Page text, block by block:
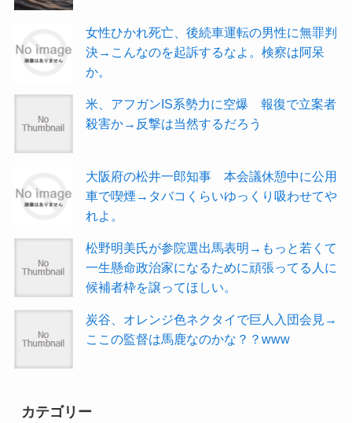
女性ひかれ死亡、後続車運転の男性に無罪判
決→こんなのを起訴するなよ。検察は阿呆
か。
米、アフガンIS系勢力に空爆 報復で立案者
殺害か→反撃は当然するだろう
大阪府の松井一郎知事 本会議休憩中に公用
車で喫煙→タバコくらいゆっくり吸わせてや
れよ。
松野明美氏が参院選出馬表明→もっと若くて
一生懸命政治家になるために頑張ってる人に
候補者枠を譲ってほしい。
炭谷、オレンジ色ネクタイで巨人入団会見→
ここの監督は馬鹿なのかな？？www
カテゴリー